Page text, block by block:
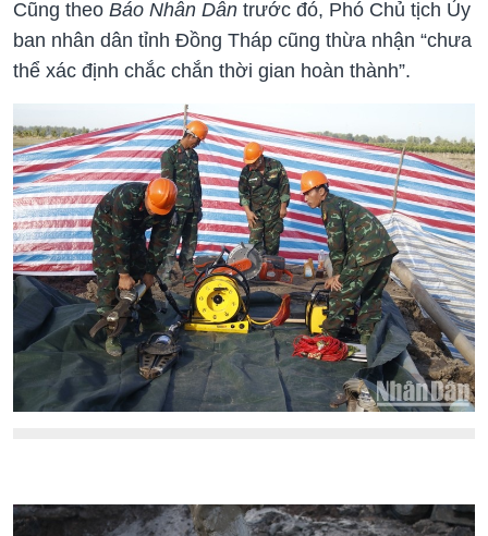
Cũng theo Báo Nhân Dân trước đó, Phó Chủ tịch Ủy
ban nhân dân tỉnh Đồng Tháp cũng thừa nhận “chưa
thể xác định chắc chắn thời gian hoàn thành”.